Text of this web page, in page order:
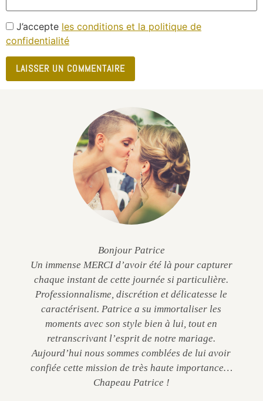
J’accepte les conditions et la politique de
confidentialité
Bonjour Patrice
Un immense MERCI d’avoir été là pour capturer
chaque instant de cette journée si particulière.
Professionnalisme, discrétion et délicatesse le
caractérisent. Patrice a su immortaliser les
moments avec son style bien à lui, tout en
retranscrivant l’esprit de notre mariage.
Aujourd’hui nous sommes comblées de lui avoir
confiée cette mission de très haute importance…
Chapeau Patrice !